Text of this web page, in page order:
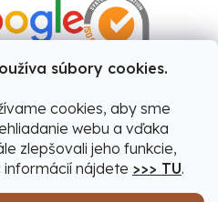
súbory cookies.
cookies, aby sme
webu a vďaka
zlepšovali jeho funkcie,
informácií nájdete >>> TU.